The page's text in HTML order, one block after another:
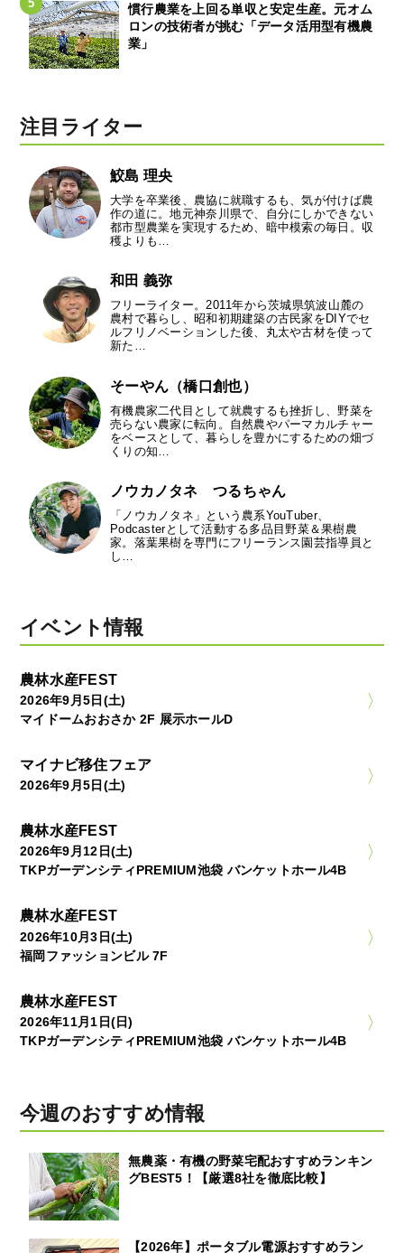
慣行農業を上回る単収と安定生産。元オム
ロンの技術者が挑む「データ活用型有機農
業」
注目ライター
鮫島 理央
大学を卒業後、農協に就職するも、気が付けば農
作の道に。地元神奈川県で、自分にしかできない
都市型農業を実現するため、暗中模索の毎日。収
穫よりも…
和田 義弥
フリーライター。2011年から茨城県筑波山麓の
農村で暮らし、昭和初期建築の古民家をDIYでセ
ルフリノベーションした後、丸太や古材を使って
新た…
そーやん（橋口創也）
有機農家二代目として就農するも挫折し、野菜を
売らない農家に転向。自然農やパーマカルチャー
をベースとして、暮らしを豊かにするための畑づ
くりの知…
ノウカノタネ つるちゃん
「ノウカノタネ」という農系YouTuber、
Podcasterとして活動する多品目野菜＆果樹農
家。落葉果樹を専門にフリーランス園芸指導員と
し…
イベント情報
農林水産FEST
2026年9月5日(土)
マイドームおおさか 2F 展示ホールD
マイナビ移住フェア
2026年9月5日(土)
農林水産FEST
2026年9月12日(土)
TKPガーデンシティPREMIUM池袋 バンケットホール4B
農林水産FEST
2026年10月3日(土)
福岡ファッションビル 7F
農林水産FEST
2026年11月1日(日)
TKPガーデンシティPREMIUM池袋 バンケットホール4B
今週のおすすめ情報
無農薬・有機の野菜宅配おすすめランキン
グBEST5！【厳選8社を徹底比較】
【2026年】ポータブル電源おすすめラン